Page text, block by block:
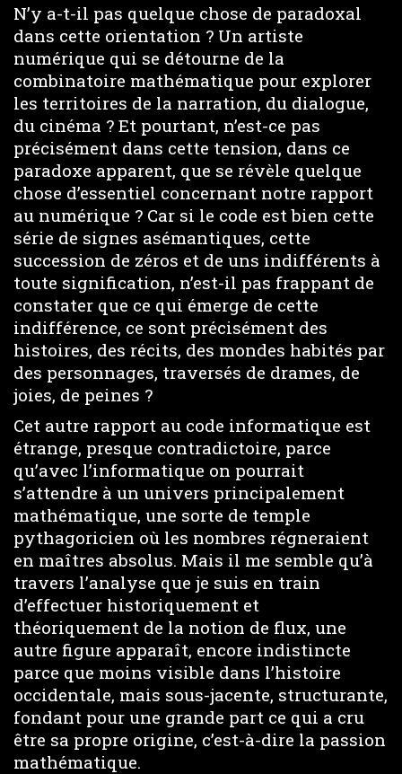
N’y a-t-il pas quelque chose de paradoxal
dans cette orientation ? Un artiste
numérique qui se détourne de la
combinatoire mathématique pour explorer
les territoires de la narration, du dialogue,
du cinéma ? Et pourtant, n’est-ce pas
précisément dans cette tension, dans ce
paradoxe apparent, que se révèle quelque
chose d’essentiel concernant notre rapport
au numérique ? Car si le code est bien cette
série de signes asémantiques, cette
succession de zéros et de uns indifférents à
toute signification, n’est-il pas frappant de
constater que ce qui émerge de cette
indifférence, ce sont précisément des
histoires, des récits, des mondes habités par
des personnages, traversés de drames, de
joies, de peines ?
Cet autre rapport au code informatique est
étrange, presque contradictoire, parce
qu’avec l’informatique on pourrait
s’attendre à un univers principalement
mathématique, une sorte de temple
pythagoricien où les nombres régneraient
en maîtres absolus. Mais il me semble qu’à
travers l’analyse que je suis en train
d’effectuer historiquement et
théoriquement de la notion de flux, une
autre figure apparaît, encore indistincte
parce que moins visible dans l’histoire
occidentale, mais sous-jacente, structurante,
fondant pour une grande part ce qui a cru
être sa propre origine, c’est-à-dire la passion
mathématique.